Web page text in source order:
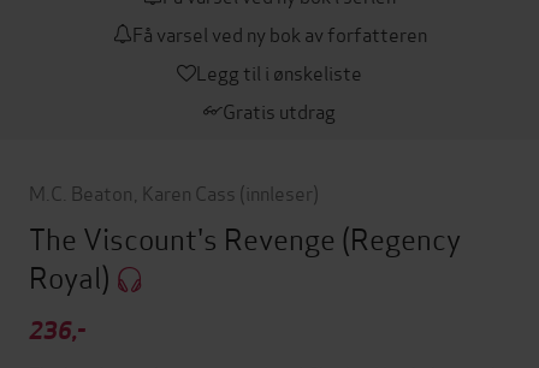
Få varsel ved ny bok av forfatteren
Legg til i ønskeliste
Gratis utdrag
M.C. Beaton Karen Cass (innleser)
The Viscount's Revenge (Regency
Royal)
236,-